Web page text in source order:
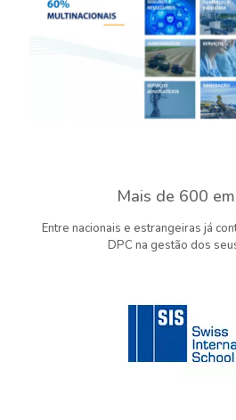
Mais de 600
Entre nacionais e estrangeiras já
DPC na gestão dos